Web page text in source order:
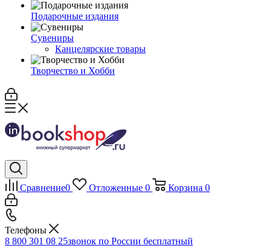
Подарочные издания
Сувениры
Канцелярские товары
Творчество и Хобби
Сравнение0 Отложенные 0 Корзина 0
Телефоны
8 800 301 08 25звонок по России бесплатный